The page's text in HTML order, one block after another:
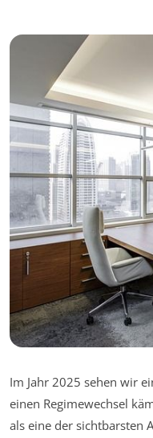
Im Jahr 2025 sehen wir
einen Regimewechsel
als eine der sichtbarsten